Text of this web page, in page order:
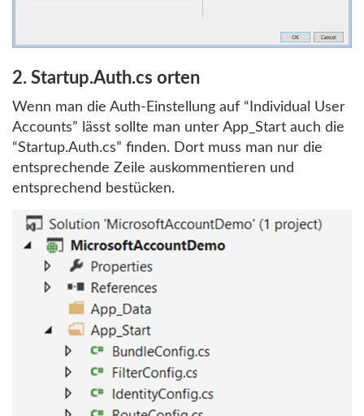
2. Startup.Auth.cs orten
Wenn man die Auth-Einstellung auf “Individual User
Accounts” lässt sollte man unter App_Start auch die
“Startup.Auth.cs” finden. Dort muss man nur die
entsprechende Zeile auskommentieren und
entsprechend bestücken.